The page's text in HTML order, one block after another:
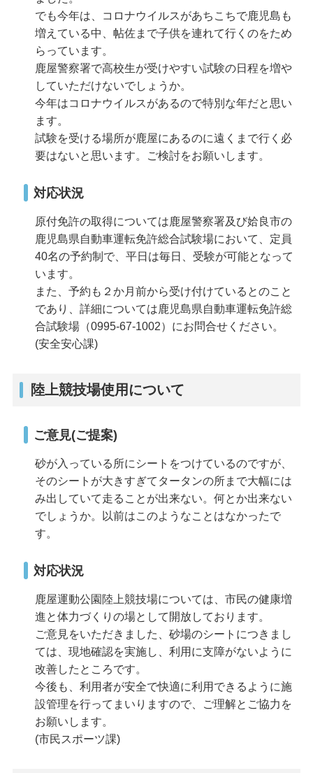
でも今年は、コロナウイルスがあちこちで鹿児島も
増えている中、帖佐まで子供を連れて行くのをため
らっています。
鹿屋警察署で高校生が受けやすい試験の日程を増や
していただけないでしょうか。
今年はコロナウイルスがあるので特別な年だと思い
ます。
試験を受ける場所が鹿屋にあるのに遠くまで行く必
要はないと思います。ご検討をお願いします。
対応状況
原付免許の取得については鹿屋警察署及び姶良市の
鹿児島県自動車運転免許総合試験場において、定員
40名の予約制で、平日は毎日、受験が可能となって
います。
また、予約も２か月前から受け付けているとのこと
であり、詳細については鹿児島県自動車運転免許総
合試験場（0995-67-1002）にお問合せください。
(安全安心課)
陸上競技場使用について
ご意見(ご提案)
砂が入っている所にシートをつけているのですが、
そのシートが大きすぎてタータンの所まで大幅には
み出していて走ることが出来ない。何とか出来ない
でしょうか。以前はこのようなことはなかったで
す。
対応状況
鹿屋運動公園陸上競技場については、市民の健康増
進と体力づくりの場として開放しております。
ご意見をいただきました、砂場のシートにつきまし
ては、現地確認を実施し、利用に支障がないように
改善したところです。
今後も、利用者が安全で快適に利用できるように施
設管理を行ってまいりますので、ご理解とご協力を
お願いします。
(市民スポーツ課)